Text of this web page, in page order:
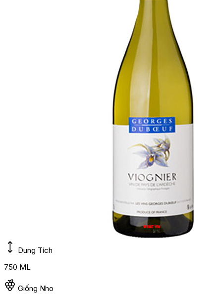
Dung Tích
750 ML
Giống Nho